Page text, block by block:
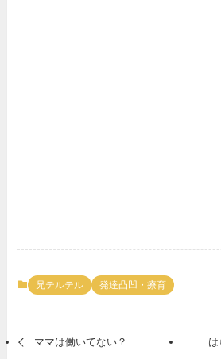
兄テルテル 発達凸凹・療育
ママは働いてない？